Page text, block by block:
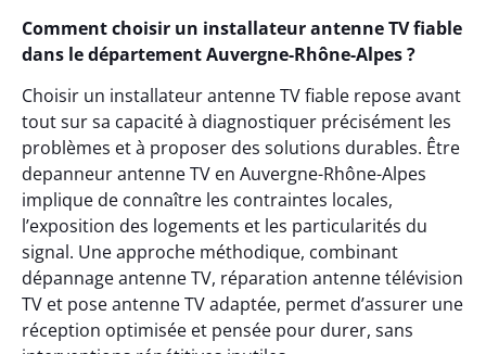
Comment choisir un installateur antenne TV fiable
dans le département Auvergne-Rhône-Alpes ?
Choisir un installateur antenne TV fiable repose avant
tout sur sa capacité à diagnostiquer précisément les
problèmes et à proposer des solutions durables. Être
depanneur antenne TV en Auvergne-Rhône-Alpes
implique de connaître les contraintes locales,
l’exposition des logements et les particularités du
signal. Une approche méthodique, combinant
dépannage antenne TV, réparation antenne télévision
TV et pose antenne TV adaptée, permet d’assurer une
réception optimisée et pensée pour durer, sans